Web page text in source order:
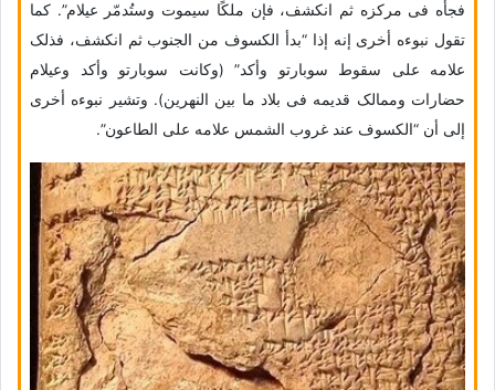
فجأه فی مرکزه ثم انکشف، فإن ملکًا سیموت وستُدمّر عیلام”. کما
تقول نبوءه أخرى إنه إذا “بدأ الکسوف من الجنوب ثم انکشف، فذلک
علامه على سقوط سوبارتو وأکد” (وکانت سوبارتو وأکد وعیلام
حضارات وممالک قدیمه فی بلاد ما بین النهرین). وتشیر نبوءه أخرى
إلى أن “الکسوف عند غروب الشمس علامه على الطاعون”.